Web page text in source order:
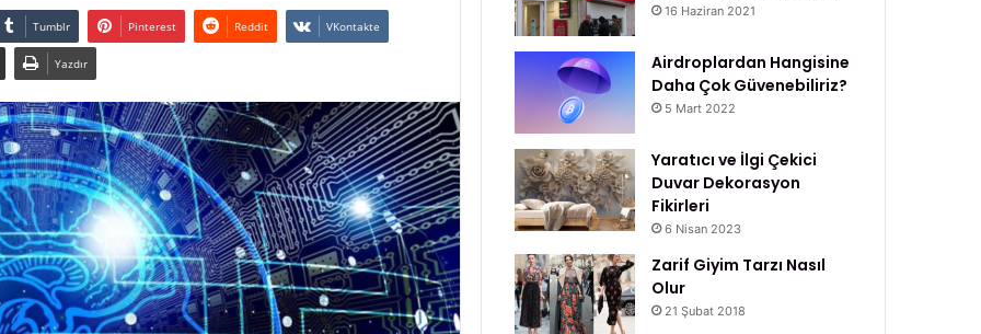
Tumblr Pinterest Reddit VKontakte
Yazdır
16 Haziran 2021
Airdroplardan Hangisine
Daha Çok Güvenebiliriz?
5 Mart 2022
Yaratıcı ve İlgi Çekici
Duvar Dekorasyon
Fikirleri
6 Nisan 2023
Zarif Giyim Tarzı Nasıl
Olur
21 Şubat 2018